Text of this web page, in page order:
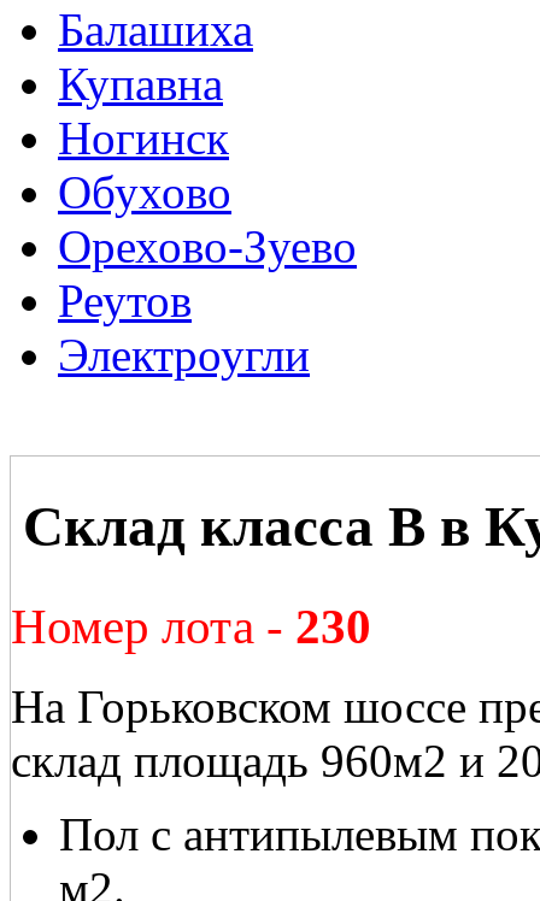
Балашиха
Купавна
Ногинск
Обухово
Орехово-Зуево
Реутов
Электроугли
Склад класса В в
Номер лота - 230
На Горьковском шоссе
склад площадь 960м2 и
Пол с антипылевым
м2.